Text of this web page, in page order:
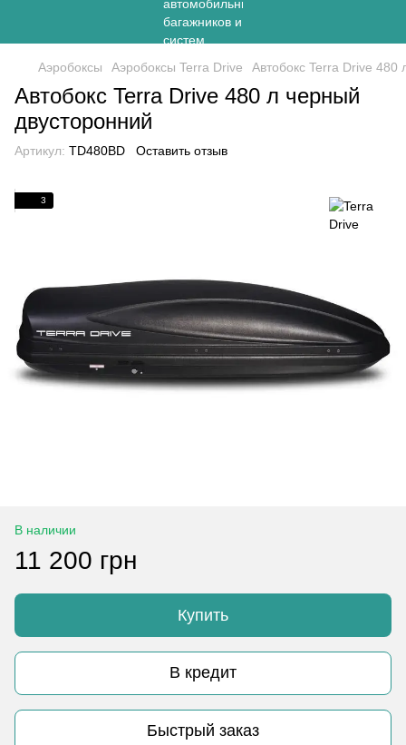
Аэробоксы Аэробоксы Terra Drive Автобокс Terra Drive 480
Автобокс Terra Drive 480 л черный
двусторонний
Артикул: TD480BD Оставить отзыв
3
В наличии
11 200 грн
Купить
В кредит
Быстрый заказ